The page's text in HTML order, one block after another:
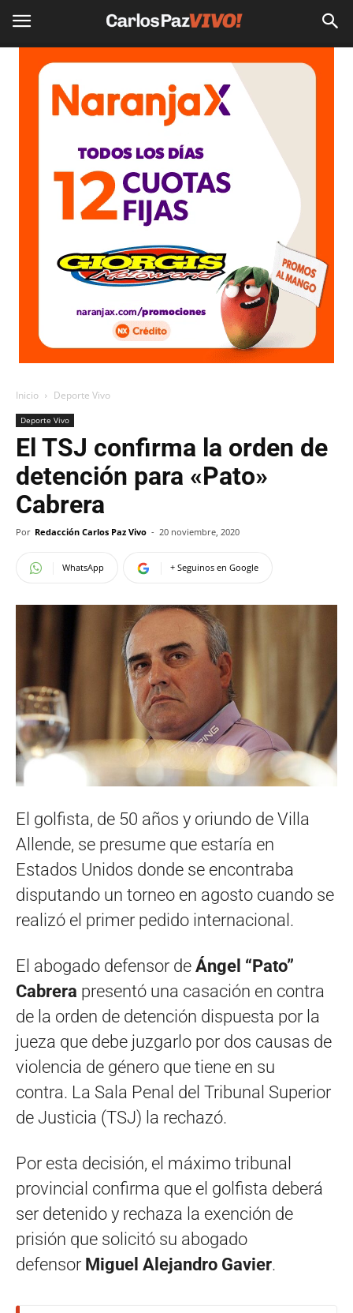
Inicio Deporte Vivo
Deporte Vivo
El TSJ confirma la orden de
detención para «Pato»
Cabrera
Por Redacción Carlos Paz Vivo - 20 noviembre, 2020
WhatsApp + Seguinos en Google
El golfista, de 50 años y oriundo de Villa
Allende, se presume que estaría en
Estados Unidos donde se encontraba
disputando un torneo en agosto cuando se
realizó el primer pedido internacional.
El abogado defensor de Ángel “Pato”
Cabrera presentó una casación en contra
de la orden de detención dispuesta por la
jueza que debe juzgarlo por dos causas de
violencia de género que tiene en su
contra. La Sala Penal del Tribunal Superior
de Justicia (TSJ) la rechazó.
Por esta decisión, el máximo tribunal
provincial confirma que el golfista deberá
ser detenido y rechaza la exención de
prisión que solicitó su abogado
defensor Miguel Alejandro Gavier.